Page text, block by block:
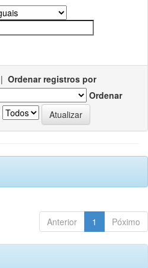
| Ordenar registros por
Ordenar
Anterior 1 Póximo